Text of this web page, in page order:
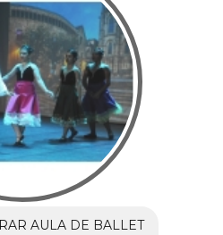
AULA DE BALLET